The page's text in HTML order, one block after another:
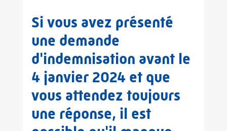
Si vous avez présenté
une demande
d'indemnisation avant le
4 janvier 2024 et que
vous attendez toujours
une réponse, il est